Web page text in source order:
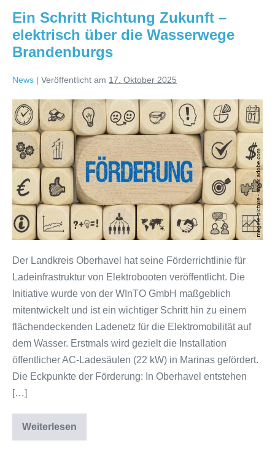
erneut
Ein Schritt Richtung Zukunft –
elektrisch über die Wasserwege
Brandenburgs
News | Veröffentlicht am 17. Oktober 2025
Ein
Schritt
Richtung
Zukunft
–
elektrisch
über
die
Wasserwege
Brandenburgs
Der Landkreis Oberhavel hat seine Förderrichtlinie für
Ladeinfrastruktur von Elektrobooten veröffentlicht. Die
Initiative wurde von der WInTO GmbH maßgeblich
mitentwickelt und ist ein wichtiger Schritt hin zu einem
flächendeckenden Ladenetz für die Elektromobilität auf
dem Wasser. Erstmals wird gezielt die Installation
öffentlicher AC-Ladesäulen (22 kW) in Marinas gefördert.
Die Eckpunkte der Förderung: In Oberhavel entstehen
[…]
Weiterlesen
Ein
Schritt